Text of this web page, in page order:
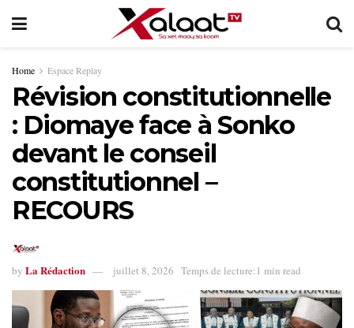
Home Espace Replay
Révision constitutionnelle
: Diomaye face à Sonko
devant le conseil
constitutionnel –
RECOURS
by La Rédaction juillet 8, 2026 Temps de lecture:1 min read